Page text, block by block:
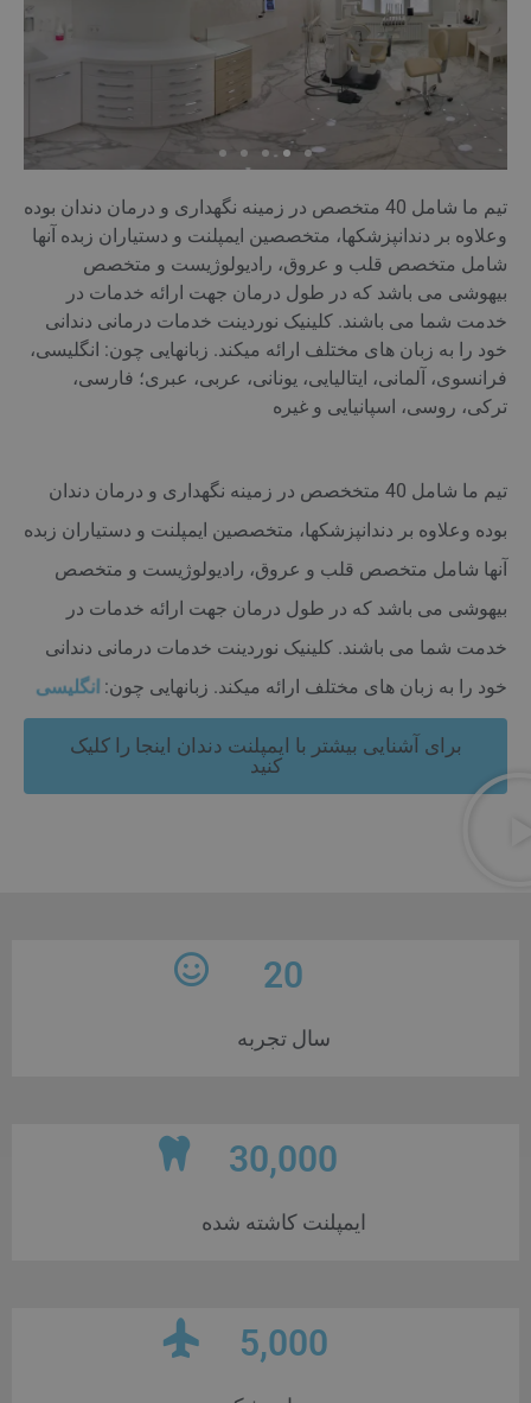
تیم ما شامل 40 متخصص در زمینه نگهداری و درمان دندان بوده
وعلاوه بر دندانپزشکها، متخصصین ایمپلنت و دستیاران زبده آنها
شامل متخصص قلب و عروق، رادیولوژیست و متخصص
بیهوشی می باشد که در طول درمان جهت ارائه خدمات در
خدمت شما می باشند. کلینیک نوردینت خدمات درمانی دندانی
خود را به زبان های مختلف ارائه میکند. زبانهایی چون: انگلیسی،
فرانسوی، آلمانی، ایتالیایی، یونانی، عربی، عبری؛ فارسی،
ترکی، روسی، اسپانیایی و غیره
تیم ما شامل 40 متخخصص در زمینه نگهداری و درمان دندان
بوده وعلاوه بر دندانپزشکها، متخصصین ایمپلنت و دستیاران زبده
آنها شامل متخصص قلب و عروق، رادیولوژیست و متخصص
بیهوشی می باشد که در طول درمان جهت ارائه خدمات در
خدمت شما می باشند. کلینیک نوردینت خدمات درمانی دندانی
خود را به زبان های مختلف ارائه میکند. زبانهایی چون: فرانسوی
برای آشنایی بیشتر با ایمپلنت دندان اینجا را کلیک
کنید
سال تجربه
20
ایمپلنت کاشته شده
30,000
5,000